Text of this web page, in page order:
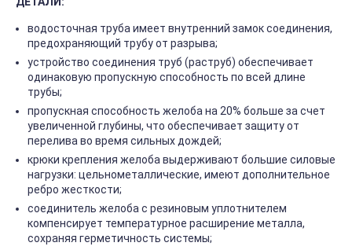
водосточная труба имеет внутренний замок соединения,
предохраняющий трубу от разрыва;
устройство соединения труб (раструб) обеспечивает
одинаковую пропускную способность по всей длине
трубы;
пропускная способность желоба на 20% больше за счет
увеличенной глубины, что обеспечивает защиту от
перелива во время сильных дождей;
крюки крепления желоба выдерживают большие силовые
нагрузки: цельнометаллические, имеют дополнительное
ребро жесткости;
соединитель желоба с резиновым уплотнителем
компенсирует температурное расширение металла,
сохраняя герметичность системы;